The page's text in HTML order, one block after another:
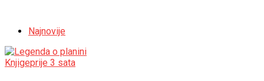
Najnovije
Knjigeprije 3 sata